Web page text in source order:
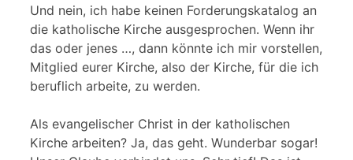
Und nein, ich habe keinen Forderungskatalog an
die katholische Kirche ausgesprochen. Wenn ihr
das oder jenes …, dann könnte ich mir vorstellen,
Mitglied eurer Kirche, also der Kirche, für die ich
beruflich arbeite, zu werden.
Als evangelischer Christ in der katholischen
Kirche arbeiten? Ja, das geht. Wunderbar sogar!